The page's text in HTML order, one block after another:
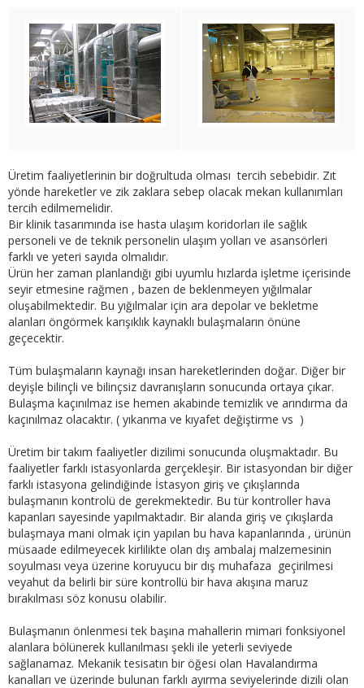
Üretim faaliyetlerinin bir doğrultuda olması tercih sebebidir. Zıt
yönde hareketler ve zik zaklara sebep olacak mekan kullanımları
tercih edilmemelidir.
Bir klinik tasarımında ise hasta ulaşım koridorları ile sağlık
personeli ve de teknik personelin ulaşım yolları ve asansörleri
farklı ve yeteri sayıda olmalıdır.
Ürün her zaman planlandığı gibi uyumlu hızlarda işletme içerisinde
seyir etmesine rağmen , bazen de beklenmeyen yığılmalar
oluşabilmektedir. Bu yığılmalar için ara depolar ve bekletme
alanları öngörmek karışıklık kaynaklı bulaşmaların önüne
geçecektir.
Tüm bulaşmaların kaynağı insan hareketlerinden doğar. Diğer bir
deyişle bilinçli ve bilinçsiz davranışların sonucunda ortaya çıkar.
Bulaşma kaçınılmaz ise hemen akabinde temizlik ve arındırma da
kaçınılmaz olacaktır. ( yıkanma ve kıyafet değiştirme vs )
Üretim bir takım faaliyetler dizilimi sonucunda oluşmaktadır. Bu
faaliyetler farklı istasyonlarda gerçekleşir. Bir istasyondan bir diğer
farklı istasyona gelindiğinde İstasyon giriş ve çıkışlarında
bulaşmanın kontrolü de gerekmektedir. Bu tür kontroller hava
kapanları sayesinde yapılmaktadır. Bir alanda giriş ve çıkışlarda
bulaşmaya mani olmak için yapılan bu hava kapanlarında , ürünün
müsaade edilmeyecek kirlilikte olan dış ambalaj malzemesinin
soyulması veya üzerine koruyucu bir dış muhafaza geçirilmesi
veyahut da belirli bir süre kontrollü bir hava akışına maruz
bırakılması söz konusu olabilir.
Bulaşmanın önlenmesi tek başına mahallerin mimari fonksiyonel
alanlara bölünerek kullanılması şekli ile yeterli seviyede
sağlanamaz. Mekanik tesisatın bir öğesi olan Havalandırma
kanalları ve üzerinde bulunan farklı ayırma seviyelerinde dizili olan